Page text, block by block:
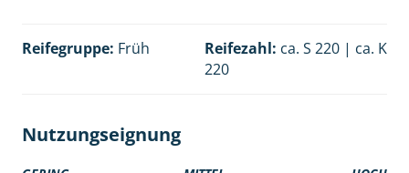
Reifegruppe: Früh Reifezahl: ca. S 220 | ca. K
220
Nutzungseignung